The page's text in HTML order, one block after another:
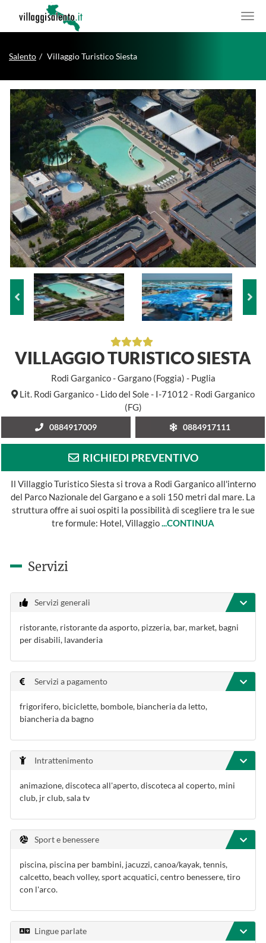
Salento Villaggio Turistico Siesta
VILLAGGIO TURISTICO SIESTA
Rodi Garganico - Gargano (Foggia) - Puglia
Lit. Rodi Garganico - Lido del Sole - I-71012 - Rodi Garganico
(FG)
0884917009 0884917111
RICHIEDI PREVENTIVO
Il Villaggio Turistico Siesta si trova a Rodi Garganico all'interno
del Parco Nazionale del Gargano e a soli 150 metri dal mare. La
struttura offre ai suoi ospiti la possibilità di scegliere tra le sue
tre formule: Hotel, Villaggio...CONTINUA
Servizi
Servizi generali
ristorante, ristorante da asporto, pizzeria, bar, market, bagni
per disabili, lavanderia
Servizi a pagamento
frigorifero, biciclette, bombole, biancheria da letto,
biancheria da bagno
Intrattenimento
animazione, discoteca all'aperto, discoteca al coperto, mini
club, jr club, sala tv
Sport e benessere
piscina, piscina per bambini, jacuzzi, canoa/kayak, tennis,
calcetto, beach volley, sport acquatici, centro benessere, tiro
con l'arco.
Lingue parlate